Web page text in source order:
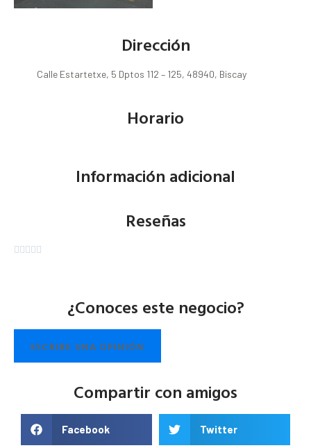
Dirección
Calle Estartetxe, 5 Dptos 112 – 125, 48940, Biscay
Horario
Información adicional
Reseñas
    
¿Conoces este negocio?
ESCRIBE UNA OPINIÓN
Compartir con amigos
Facebook Twitter